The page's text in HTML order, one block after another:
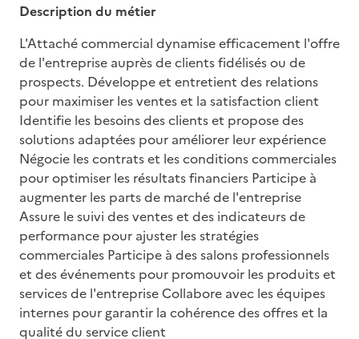
Description du métier
L'Attaché commercial dynamise efficacement l'offre
de l'entreprise auprès de clients fidélisés ou de
prospects. Développe et entretient des relations
pour maximiser les ventes et la satisfaction client
Identifie les besoins des clients et propose des
solutions adaptées pour améliorer leur expérience
Négocie les contrats et les conditions commerciales
pour optimiser les résultats financiers Participe à
augmenter les parts de marché de l'entreprise
Assure le suivi des ventes et des indicateurs de
performance pour ajuster les stratégies
commerciales Participe à des salons professionnels
et des événements pour promouvoir les produits et
services de l'entreprise Collabore avec les équipes
internes pour garantir la cohérence des offres et la
qualité du service client